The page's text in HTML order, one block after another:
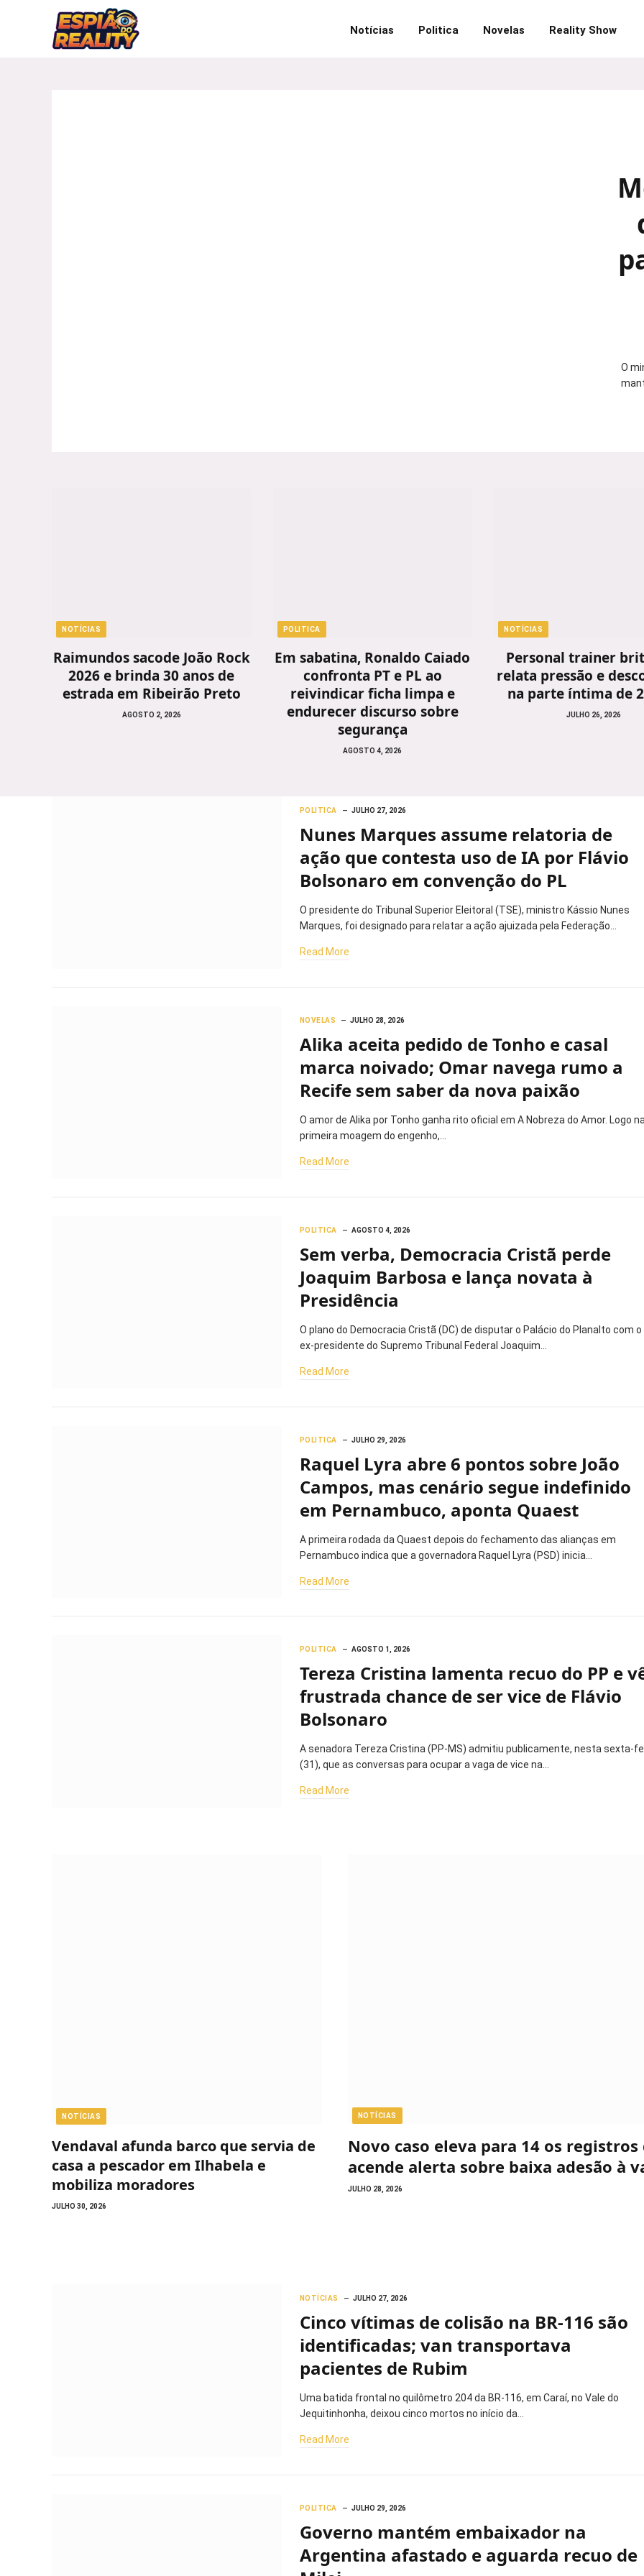
Notícias Politica Novelas Reality Show
O
NOTÍCIAS
Raimundos sacode João Rock
2026 e brinda 30 anos de
estrada em Ribeirão Preto
AGOSTO 2, 2026
POLITICA
Em sabatina, Ronaldo Caiado
confronta PT e PL ao
reivindicar ficha limpa e
endurecer discurso sobre
segurança
AGOSTO 4, 2026
NOTÍCIAS
Personal trainer
relata pressão e
na parte íntima de
JULHO 26, 2026
POLITICA JULHO 27, 2026
Nunes Marques assume relatoria de
ação que contesta uso de IA por Flávio
Bolsonaro em convenção do PL
O presidente do Tribunal Superior Eleitoral (TSE), ministro Kássio Nunes
Marques, foi designado para relatar a ação ajuizada pela Federação…
Read More
NOVELAS JULHO 28, 2026
Alika aceita pedido de Tonho e casal
marca noivado; Omar navega rumo a
Recife sem saber da nova paixão
O amor de Alika por Tonho ganha rito oficial em A Nobreza do Amor. Logo na
primeira moagem do engenho,…
Read More
POLITICA AGOSTO 4, 2026
Sem verba, Democracia Cristã perde
Joaquim Barbosa e lança novata à
Presidência
O plano do Democracia Cristã (DC) de disputar o Palácio do Planalto com o
ex-presidente do Supremo Tribunal Federal Joaquim…
Read More
POLITICA JULHO 29, 2026
Raquel Lyra abre 6 pontos sobre João
Campos, mas cenário segue indefinido
em Pernambuco, aponta Quaest
A primeira rodada da Quaest depois do fechamento das alianças em
Pernambuco indica que a governadora Raquel Lyra (PSD) inicia…
Read More
POLITICA AGOSTO 1, 2026
Tereza Cristina lamenta recuo do PP e
frustrada chance de ser vice de Flávio
Bolsonaro
A senadora Tereza Cristina (PP-MS) admitiu publicamente, nesta sexta-
(31), que as conversas para ocupar a vaga de vice na…
Read More
NOTÍCIAS
Vendaval afunda barco que servia de
casa a pescador em Ilhabela e
mobiliza moradores
JULHO 30, 2026
NOTÍCIAS
Novo caso eleva para 14 os registros
acende alerta sobre baixa adesão à
JULHO 28, 2026
NOTÍCIAS JULHO 27, 2026
Cinco vítimas de colisão na BR-116 são
identificadas; van transportava
pacientes de Rubim
Uma batida frontal no quilômetro 204 da BR-116, em Caraí, no Vale do
Jequitinhonha, deixou cinco mortos no início da…
Read More
POLITICA JULHO 29, 2026
Governo mantém embaixador na
Argentina afastado e aguarda recuo de